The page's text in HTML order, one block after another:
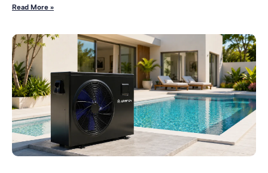
Read More »